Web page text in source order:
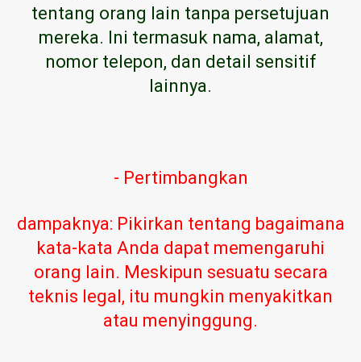
tentang orang lain tanpa persetujuan
mereka. Ini termasuk nama, alamat,
nomor telepon, dan detail sensitif
lainnya.
- Pertimbangkan
dampaknya: Pikirkan tentang bagaimana
kata-kata Anda dapat memengaruhi
orang lain. Meskipun sesuatu secara
teknis legal, itu mungkin menyakitkan
atau menyinggung.